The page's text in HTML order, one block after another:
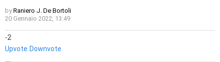
by Raniero J. De Bortoli
20 Gennaio 2022, 13:49
-2
Upvote Downvote